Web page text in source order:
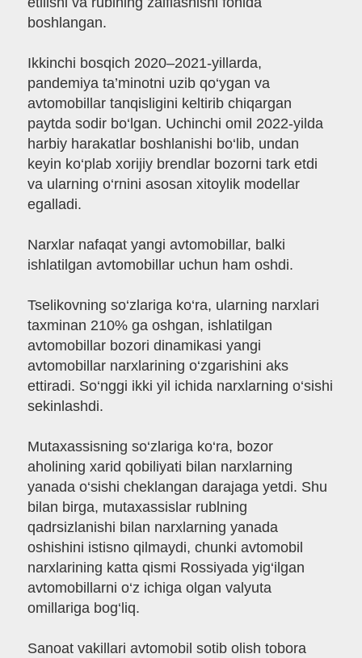
boshlangan.
Ikkinchi bosqich 2020–2021-yillarda,
pandemiya ta’minotni uzib qo‘ygan va
avtomobillar tanqisligini keltirib chiqargan
paytda sodir bo‘lgan. Uchinchi omil 2022-yilda
harbiy harakatlar boshlanishi bo‘lib, undan
keyin ko‘plab xorijiy brendlar bozorni tark etdi
va ularning o‘rnini asosan xitoylik modellar
egalladi.
Narxlar nafaqat yangi avtomobillar, balki
ishlatilgan avtomobillar uchun ham oshdi.
Tselikovning so‘zlariga ko‘ra, ularning narxlari
taxminan 210% ga oshgan, ishlatilgan
avtomobillar bozori dinamikasi yangi
avtomobillar narxlarining o‘zgarishini aks
ettiradi. So‘nggi ikki yil ichida narxlarning o‘sishi
sekinlashdi.
Mutaxassisning so‘zlariga ko‘ra, bozor
aholining xarid qobiliyati bilan narxlarning
yanada o‘sishi cheklangan darajaga yetdi. Shu
bilan birga, mutaxassislar rublning
qadrsizlanishi bilan narxlarning yanada
oshishini istisno qilmaydi, chunki avtomobil
narxlarining katta qismi Rossiyada yig‘ilgan
avtomobillarni o‘z ichiga olgan valyuta
omillariga bog‘liq.
Sanoat vakillari avtomobil sotib olish tobora